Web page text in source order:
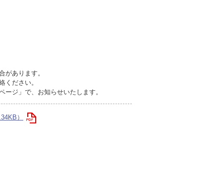
があります。
ください。
ジ」で、お知らせいたします。
）